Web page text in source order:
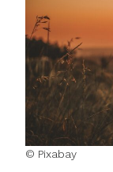
© Pixabay